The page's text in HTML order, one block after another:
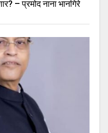
– प्रमोद नाना भानगिरे